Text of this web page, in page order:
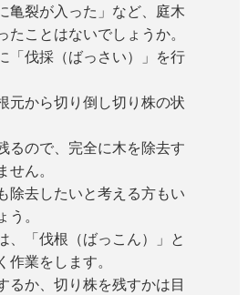
亀裂が入った」など、庭木
たことはないでしょうか。
「伐採（ばっさい）」を行
元から切り倒し切り株の状
るので、完全に木を除去す
ん。
除去したいと考える方もい
。
、「伐根（ばっこん）」と
業をします。
るか、切り株を残すかは目